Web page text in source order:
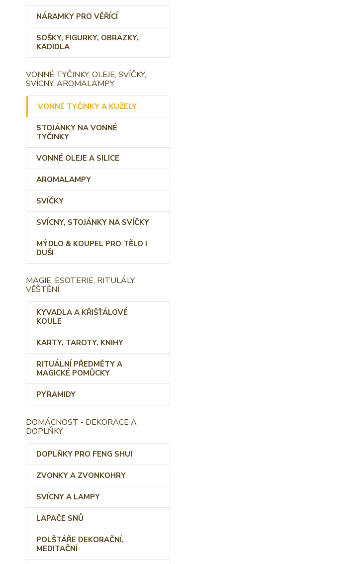
NÁRAMKY PRO VĚŘÍCÍ
SOŠKY, FIGURKY, OBRÁZKY,
KADIDLA
VONNÉ TYČINKY, OLEJE, SVÍČKY,
SVÍCNY, AROMALAMPY
VONNÉ TYČINKY A KUŽELY
STOJÁNKY NA VONNÉ
TYČINKY
VONNÉ OLEJE A SILICE
AROMALAMPY
SVÍČKY
SVÍCNY, STOJÁNKY NA SVÍČKY
MÝDLO & KOUPEL PRO TĚLO I
DUŠI
MAGIE, ESOTERIE, RITULÁLY,
VĚŠTĚNÍ
KYVADLA A KŘIŠŤÁLOVÉ
KOULE
KARTY, TAROTY, KNIHY
RITUÁLNÍ PŘEDMĚTY A
MAGICKÉ POMŮCKY
PYRAMIDY
DOMÁCNOST - DEKORACE A
DOPLŇKY
DOPLŇKY PRO FENG SHUI
ZVONKY A ZVONKOHRY
SVÍCNY A LAMPY
LAPAČE SNŮ
POLŠTÁŘE DEKORAČNÍ,
MEDITAČNÍ